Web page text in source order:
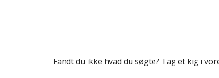
Fandt du ikke hvad du søgte? Tag et kig i